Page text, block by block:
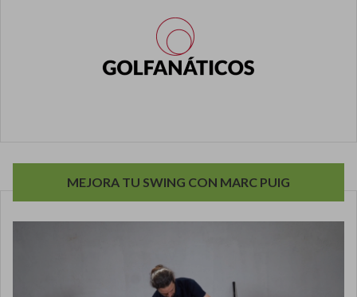
MEJORA TU SWING CON MARC PUIG